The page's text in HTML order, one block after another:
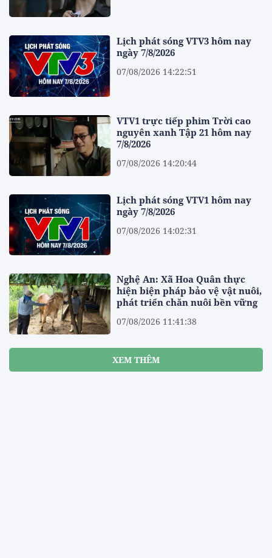
Lịch phát sóng VTV3 hôm nay
ngày 7/8/2026
07/08/2026 14:22:51
VTV1 trực tiếp phim Trời cao
nguyên xanh Tập 21 hôm nay
7/8/2026
07/08/2026 14:20:44
Lịch phát sóng VTV1 hôm nay
ngày 7/8/2026
07/08/2026 14:02:31
Nghệ An: Xã Hoa Quân thực
hiện biện pháp bảo vệ vật nuôi,
phát triển chăn nuôi bền vững
07/08/2026 11:41:38
XEM THÊM